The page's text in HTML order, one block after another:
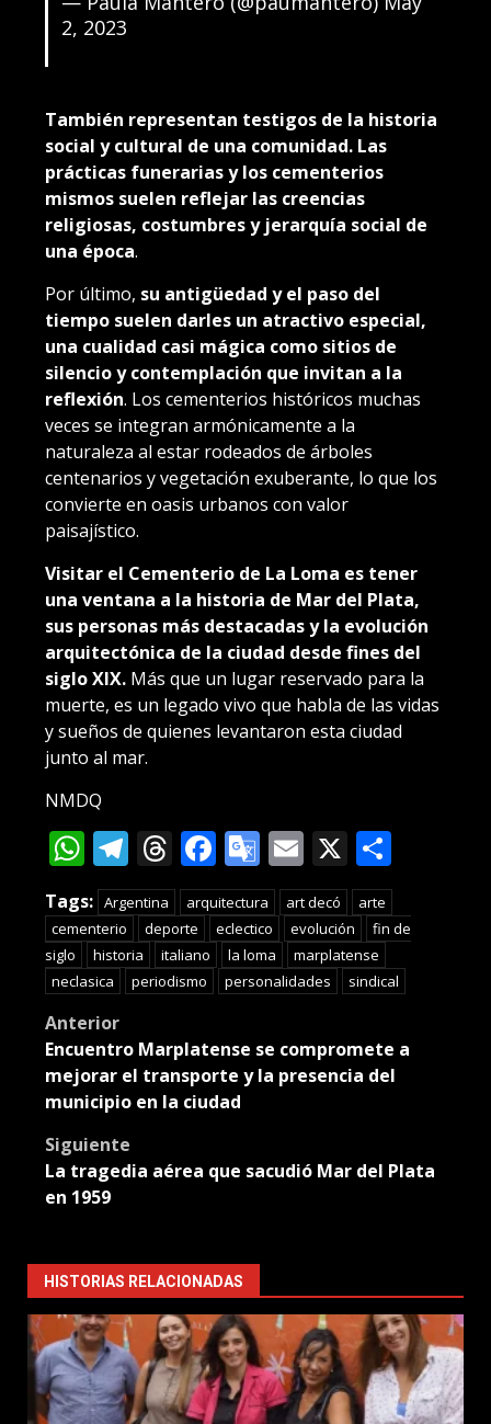
2, 2023
También representan testigos de la historia
social y cultural de una comunidad. Las
prácticas funerarias y los cementerios
mismos suelen reflejar las creencias
religiosas, costumbres y jerarquía social de
una época.
Por último, su antigüedad y el paso del
tiempo suelen darles un atractivo especial,
una cualidad casi mágica como sitios de
silencio y contemplación que invitan a la
reflexión. Los cementerios históricos muchas
veces se integran armónicamente a la
naturaleza al estar rodeados de árboles
centenarios y vegetación exuberante, lo que los
convierte en oasis urbanos con valor
paisajístico.
Visitar el Cementerio de La Loma es tener
una ventana a la historia de Mar del Plata,
sus personas más destacadas y la evolución
arquitectónica de la ciudad desde fines del
siglo XIX. Más que un lugar reservado para la
muerte, es un legado vivo que habla de las vidas
y sueños de quienes levantaron esta ciudad
junto al mar.
NMDQ
WhatsApp
Telegram
Threads
Facebook
Google
Translate
Email
X
Tags: Argentina arquitectura art decó
arte
cementerio
deporte eclectico evolución
fin de
siglo
historia italiano la loma
marplatense
neclasica
periodismo personalidades sindical
Post
navigation
Anterior
Encuentro Marplatense se compromete a
mejorar el transporte y la presencia del
municipio en la ciudad
Siguiente
La tragedia aérea que sacudió Mar del Plata
en 1959
HISTORIAS RELACIONADAS